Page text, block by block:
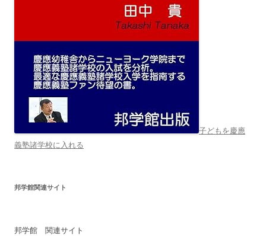
子どもを慶應
義塾諸学校に入れる
邦学館関連サイト
邦学館 関連サイト